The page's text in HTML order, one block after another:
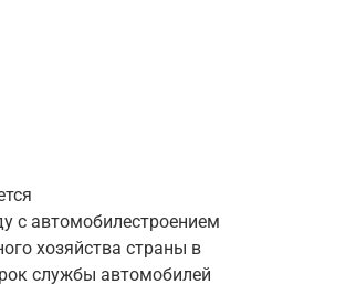
с автомобилестроением
хозяйства страны в
службы автомобилей